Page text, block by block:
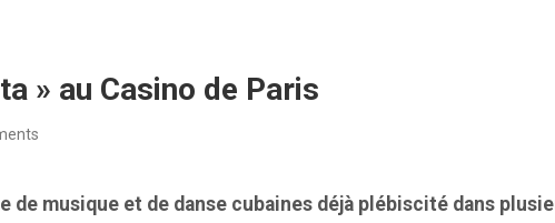
» au Casino de Paris
de musique et de danse cubaines déjà plébiscité dans